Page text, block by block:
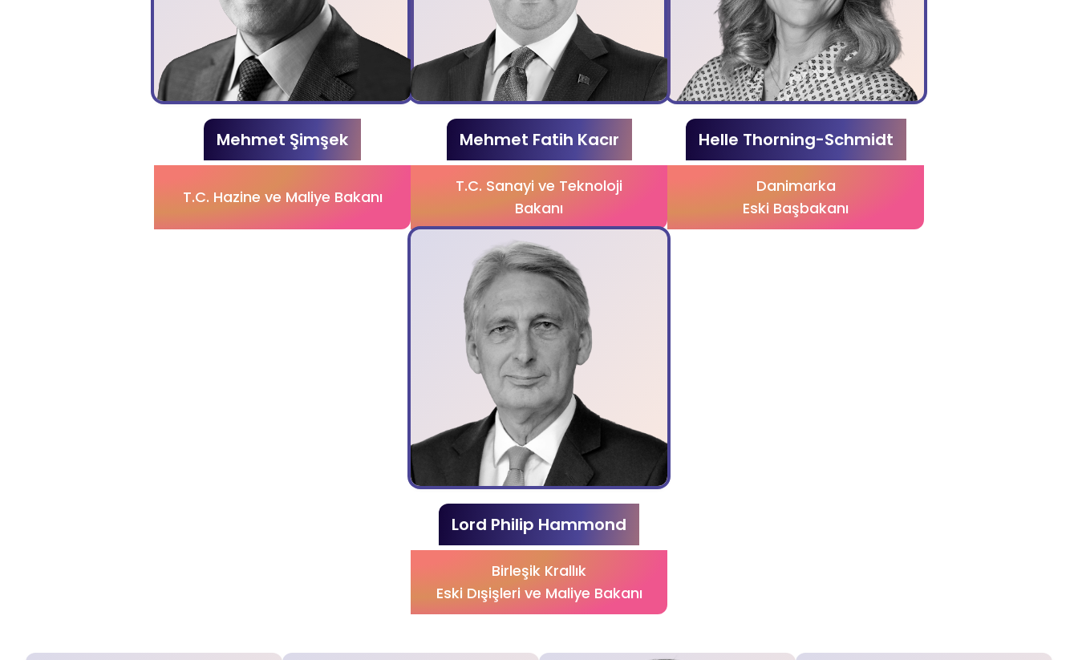
Mehmet Şimşek
T.C. Hazine ve Maliye Bakanı
Mehmet Fatih Kacır
T.C. Sanayi ve Teknoloji
Bakanı
Helle Thorning-Schmidt
Danimarka
Eski Başbakanı
Lord Philip Hammond
Birleşik Krallık
Eski Dışişleri ve Maliye Bakanı